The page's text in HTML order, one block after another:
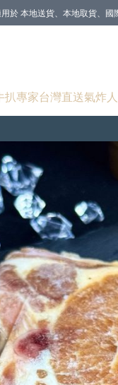
於 本地送貨、本地取貨、國
扒專家台灣直送氣炸